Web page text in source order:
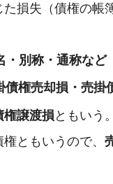
損失（債権の帳
・別称・通称など
債権売却損・売掛
権譲渡損ともいう。
権ともいうので、